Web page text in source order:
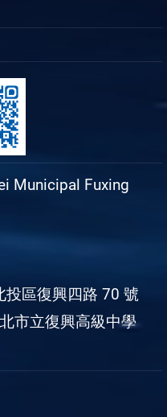
Municipal Fuxing
區復興四路 70 號
市立復興高級中學